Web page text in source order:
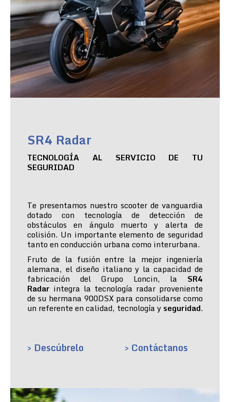
SR4 Radar
TECNOLOGÍA AL SERVICIO DE TU
SEGURIDAD
Te presentamos nuestro scooter de vanguardia
dotado con tecnología de detección de
obstáculos en ángulo muerto y alerta de
colisión. Un importante elemento de seguridad
tanto en conducción urbana como interurbana.
Fruto de la fusión entre la mejor ingeniería
alemana, el diseño italiano y la capacidad de
fabricación del Grupo Loncin, la SR4
Radar integra la tecnología radar proveniente
de su hermana 900DSX para consolidarse como
un referente en calidad, tecnología y seguridad.
> Descúbrelo > Contáctanos